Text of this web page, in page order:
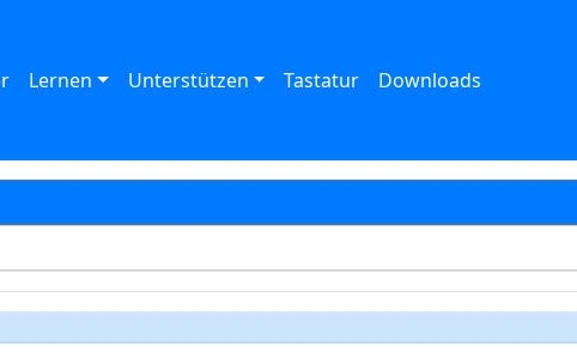
Lernen Unterstützen Tastatur Downloads